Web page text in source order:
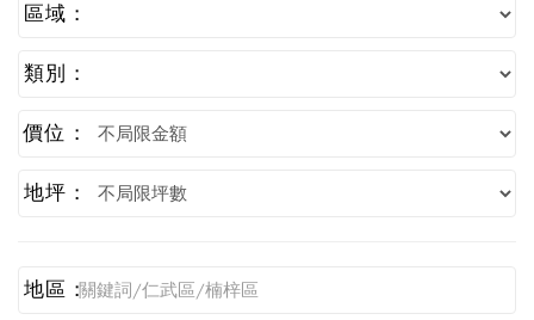
區域 :
類別 :
價位 :
地坪 :
地區 :